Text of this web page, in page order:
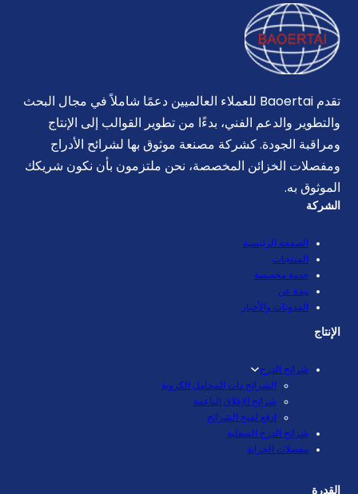
تقدم Baoertai للعملاء العالميين دعمًا شاملاً في مجال البحث
والتطوير والدعم الفني، بدءًا من تطوير القوالب إلى الإنتاج
ومراقبة الجودة. كشركة مصنعة موثوق بها لشرائح الأدراج
ومفصلات الخزائن المخصصة، نحن ملتزمون بأن نكون شريكك
الموثوق به.
الشركة
الصفحة الرئيسية
المنتجات
خدمة مخصصة
نبذة عن
المدونات والأخبار
الإنتاج
شرائح الدرج
الشرائح ذات المحامل الكروية
شرائح الإغلاق الناعمة
ادفع لفتح الشرائح
شرائح الدرج السفلية
مفصلات الخزانة
القدرة